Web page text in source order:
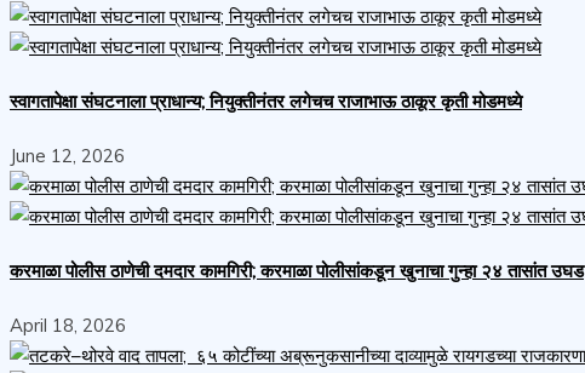
स्वागतापेक्षा संघटनाला प्राधान्य; नियुक्तीनंतर लगेचच राजाभाऊ ठाकूर कृती मोडमध्ये
June 12, 2026
करमाळा पोलीस ठाणेची दमदार कामगिरी; करमाळा पोलीसांकडून खुनाचा गुन्हा २४ तासांत उघड
April 18, 2026